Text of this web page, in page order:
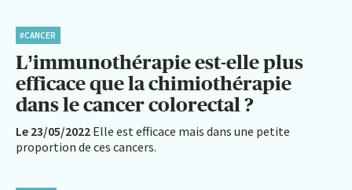
#CANCER
L’immunothérapie est-elle plus
efficace que la chimiothérapie
dans le cancer colorectal ?
Le 23/05/2022 Elle est efficace mais dans une petite
proportion de ces cancers.